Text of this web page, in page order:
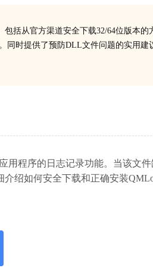
括从官方渠道安全下载32/64位版本的
同时提供了预防DLL文件问题的实用建
用程序的日志记录功能。当该文
绍如何安全下载和正确安装